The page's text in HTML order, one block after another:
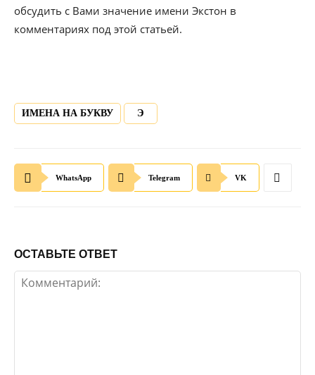
обсудить с Вами значение имени Экстон в
комментариях под этой статьей.
ИМЕНА НА БУКВУ Э
WhatsApp Telegram VK
ОСТАВЬТЕ ОТВЕТ